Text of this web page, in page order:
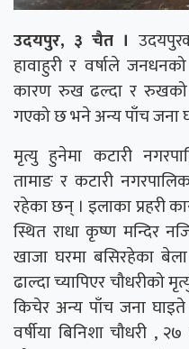
उदयपुर, ३ चैत ।
हावाहुरी र वर्षाले
कारण रुख ढल्दा र रुखको
गएको छ भने अन्य पाँच जना
मृत्यु हुनेमा कटारी
तामाङ र कटारी
रहेका छन् । इलाका प्रहरी
स्थित राधा कृष्ण मन्दिर
खाजा घरमा बसिरहेका
ढाल्दा च्यापिएर चौधरीको
किचेर अन्य पाँच जना
वर्षीया बिनिशा चौधरी ,